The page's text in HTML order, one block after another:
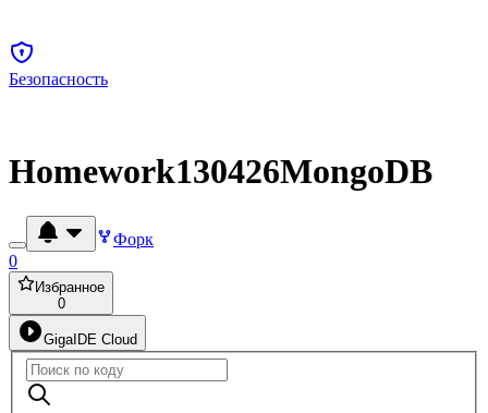
Безопасность
Homework130426MongoDB
Форк
0
Избранное
0
GigaIDE Cloud